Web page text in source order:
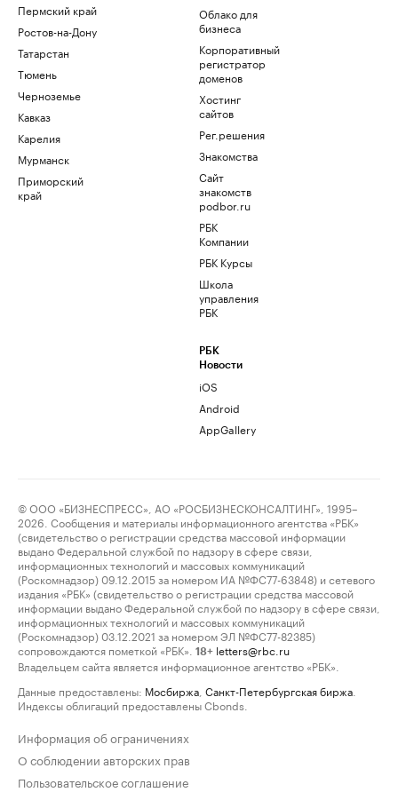
Пермский край
Ростов-на-Дону
Татарстан
Тюмень
Черноземье
Кавказ
Карелия
Мурманск
Приморский
край
Облако для
бизнеса
Корпоративный
регистратор
доменов
Хостинг
сайтов
Рег.решения
Знакомства
Сайт
знакомств
podbor.ru
РБК
Компании
РБК Курсы
Школа
управления
РБК
РБК
Новости
iOS
Android
AppGallery
© ООО «БИЗНЕСПРЕСС», АО «РОСБИЗНЕСКОНСАЛТИНГ», 1995–
2026. Сообщения и материалы информационного агентства «РБК»
(свидетельство о регистрации средства массовой информации
выдано Федеральной службой по надзору в сфере связи,
информационных технологий и массовых коммуникаций
(Роскомнадзор) 09.12.2015 за номером ИА №ФС77-63848) и сетевого
издания «РБК» (свидетельство о регистрации средства массовой
информации выдано Федеральной службой по надзору в сфере связи,
информационных технологий и массовых коммуникаций
(Роскомнадзор) 03.12.2021 за номером ЭЛ №ФС77-82385)
сопровождаются пометкой «РБК».
18+ letters@rbc.ru
Владельцем сайта является информационное агентство «РБК».
Данные предоставлены: Мосбиржа Санкт-Петербургская биржа
Индексы облигаций предоставлены Cbonds.
Информация об ограничениях
О соблюдении авторских прав
Пользовательское соглашение